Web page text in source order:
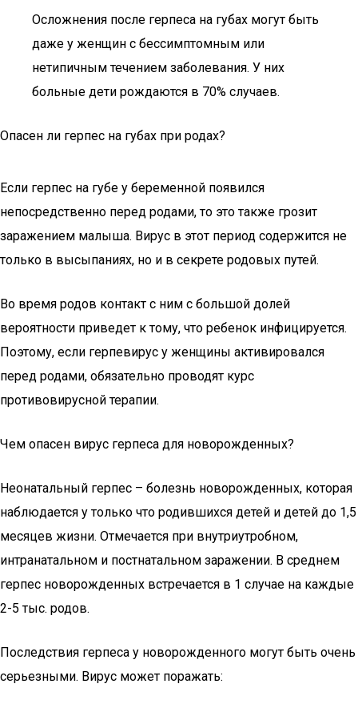
Осложнения после герпеса на губах могут быть
даже у женщин с бессимптомным или
нетипичным течением заболевания. У них
больные дети рождаются в 70% случаев.
Опасен ли герпес на губах при родах?
Если герпес на губе у беременной появился
непосредственно перед родами, то это также грозит
заражением малыша. Вирус в этот период содержится не
только в высыпаниях, но и в секрете родовых путей.
Во время родов контакт с ним с большой долей
вероятности приведет к тому, что ребенок инфицируется.
Поэтому, если герпевирус у женщины активировался
перед родами, обязательно проводят курс
противовирусной терапии.
Чем опасен вирус герпеса для новорожденных?
Неонатальный герпес – болезнь новорожденных, которая
наблюдается у только что родившихся детей и детей до 1,5
месяцев жизни. Отмечается при внутриутробном,
интранатальном и постнатальном заражении. В среднем
герпес новорожденных встречается в 1 случае на каждые
2-5 тыс. родов.
Последствия герпеса у новорожденного могут быть очень
серьезными. Вирус может поражать: